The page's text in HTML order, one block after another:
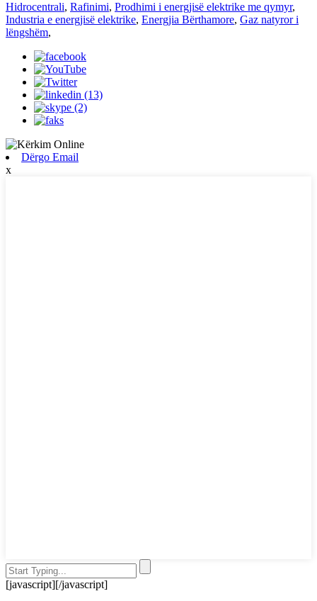
Hidrocentrali, Rafinimi, Prodhimi i energjisë elektrike me qymyr,
Industria e energjisë elektrike, Energjia Bërthamore, Gaz natyror i
lëngshëm,
Dërgo Email
x
[javascript][/javascript]